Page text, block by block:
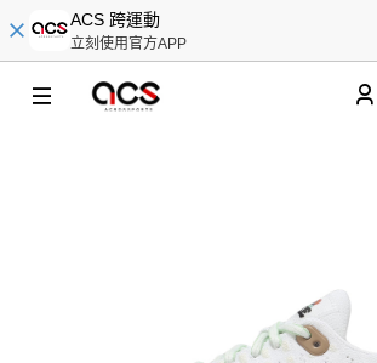
ACS 跨運動
立刻使用官方APP